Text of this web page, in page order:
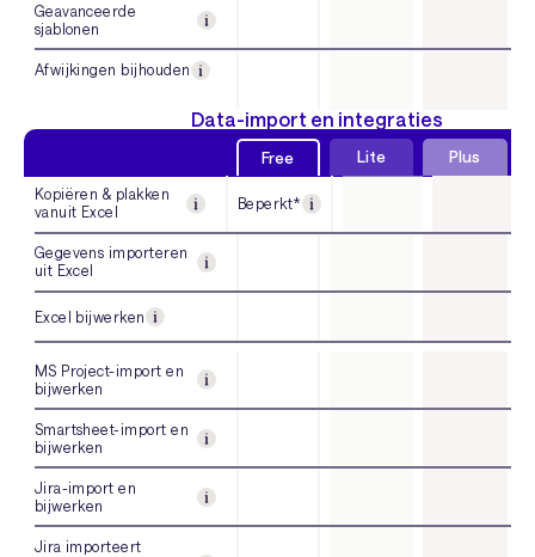
Geavanceerde
sjablonen
Afwijkingen bijhouden
Data-import en integraties
Free Lite Plus
Kopiëren & plakken
vanuit Excel
Beperkt*
Gegevens importeren
uit Excel
Excel bijwerken
MS Project-import en
bijwerken
Smartsheet-import en
bijwerken
Jira-import en
bijwerken
Jira importeert